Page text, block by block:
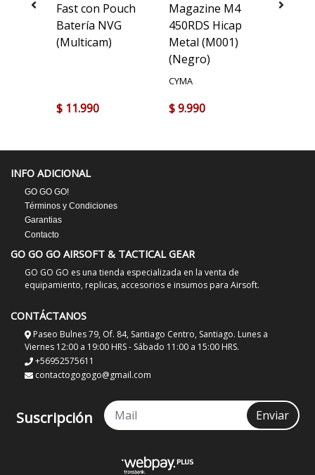
Fast con Pouch
Batería NVG
(Multicam)
$ 11.990
Magazine M4
450RDS Hicap
Metal (M001)
(Negro)
CYMA
$ 9.990
INFO ADICIONAL
GO GO GO!
Términos y Condiciones
Garantias
Contacto
GO GO GO AIRSOFT & TACTICAL GEAR
GO GO GO es una tienda especializada en la venta de
equipamiento, replicas, accesorios e insumos para Airsoft.
CONTÁCTANOS
Paseo Bulnes 79, Of. 84, Santiago Centro, Santiago. Lunes a
Viernes 12:00 a 19:00 HRS - Sábado 11:00 a 15:00 HRS.
+56952575611
contactogogogo@gmail.com
Suscripción Enviar